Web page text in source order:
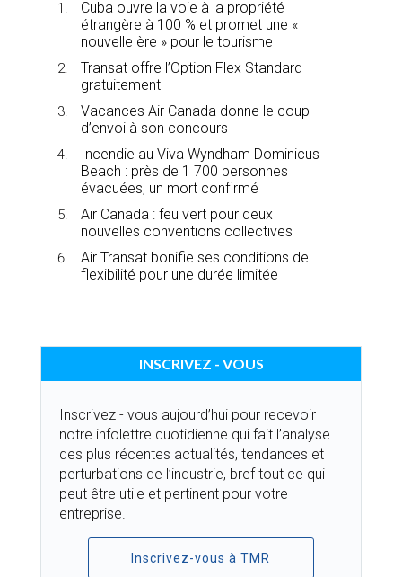
Cuba ouvre la voie à la propriété
étrangère à 100 % et promet une «
nouvelle ère » pour le tourisme
Transat offre l’Option Flex Standard
gratuitement
Vacances Air Canada donne le coup
d’envoi à son concours
Incendie au Viva Wyndham Dominicus
Beach : près de 1 700 personnes
évacuées, un mort confirmé
Air Canada : feu vert pour deux
nouvelles conventions collectives
Air Transat bonifie ses conditions de
flexibilité pour une durée limitée
INSCRIVEZ - VOUS
Inscrivez - vous aujourd’hui pour recevoir
notre infolettre quotidienne qui fait l’analyse
des plus récentes actualités, tendances et
perturbations de l’industrie, bref tout ce qui
peut être utile et pertinent pour votre
entreprise.
Inscrivez-vous à TMR